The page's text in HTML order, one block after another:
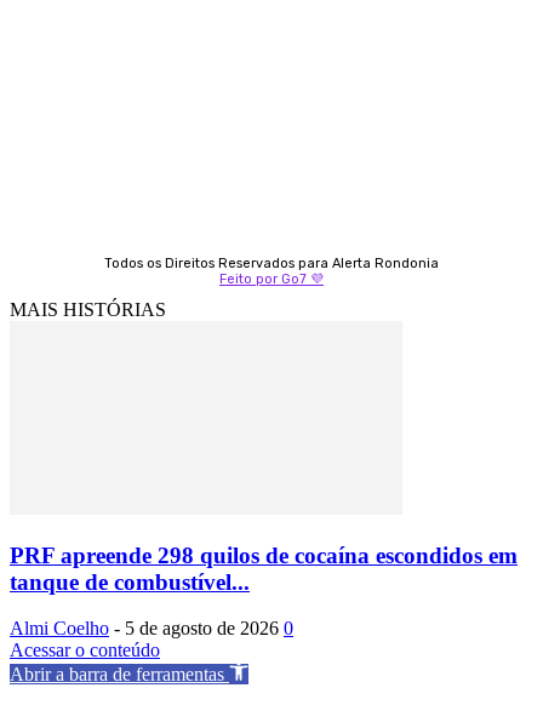
Todos os Direitos Reservados para Alerta Rondonia
Feito por Go7 💜
MAIS HISTÓRIAS
PRF apreende 298 quilos de cocaína escondidos em
tanque de combustível...
Almi Coelho - 5 de agosto de 2026 0
Acessar o conteúdo
Abrir a barra de ferramentas